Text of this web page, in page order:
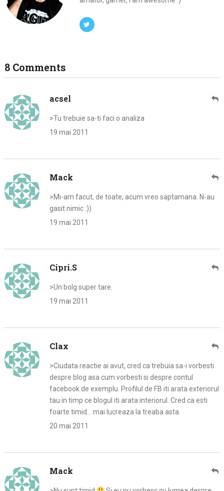
8 Comments
acsel
>Tu trebuie sa-ti faci o analiza
19 mai 2011
Mack
>Mi-am facut, de toate, acum vreo saptamana. N-au
gasit nimic :))
19 mai 2011
Cipri.S
>Un bolg super tare.
19 mai 2011
Clax
>Ciudata reactie ai avut, cred ca trebuia sa-i vorbesti
despre blog asa cum vorbesti si despre contul
facebook de exemplu. Profilul de FB iti arata exteriorul
tau in timp ce blogul iti arata interiorul. Cred ca esti
foarte timid… mai lucreaza la treaba asta.
20 mai 2011
Mack